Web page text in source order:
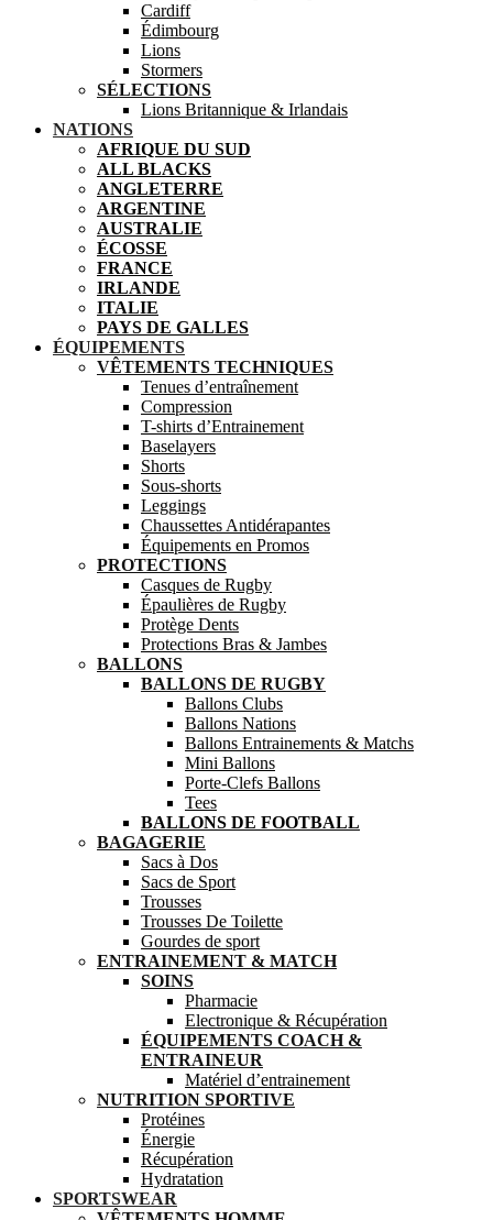
Cardiff
Édimbourg
Lions
Stormers
SÉLECTIONS
Lions Britannique & Irlandais
NATIONS
AFRIQUE DU SUD
ALL BLACKS
ANGLETERRE
ARGENTINE
AUSTRALIE
ÉCOSSE
FRANCE
IRLANDE
ITALIE
PAYS DE GALLES
ÉQUIPEMENTS
VÊTEMENTS TECHNIQUES
Tenues d’entraînement
Compression
T-shirts d’Entrainement
Baselayers
Shorts
Sous-shorts
Leggings
Chaussettes Antidérapantes
Équipements en Promos
PROTECTIONS
Casques de Rugby
Épaulières de Rugby
Protège Dents
Protections Bras & Jambes
BALLONS
BALLONS DE RUGBY
Ballons Clubs
Ballons Nations
Ballons Entrainements & Matchs
Mini Ballons
Porte-Clefs Ballons
Tees
BALLONS DE FOOTBALL
BAGAGERIE
Sacs à Dos
Sacs de Sport
Trousses
Trousses De Toilette
Gourdes de sport
ENTRAINEMENT & MATCH
SOINS
Pharmacie
Electronique & Récupération
ÉQUIPEMENTS COACH &
ENTRAINEUR
Matériel d’entrainement
NUTRITION SPORTIVE
Protéines
Énergie
Récupération
Hydratation
SPORTSWEAR